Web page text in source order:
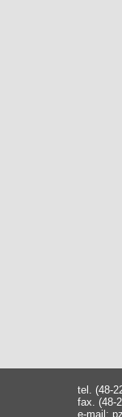
tel. (48-
fax. (48-
e-mail: